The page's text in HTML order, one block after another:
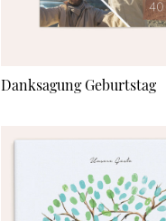
Danksagung Geburtstag